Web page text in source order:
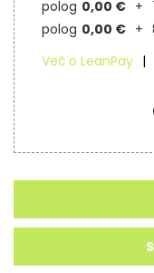
polog 0,00 €
polog 0,00 €
Več o LeanPay